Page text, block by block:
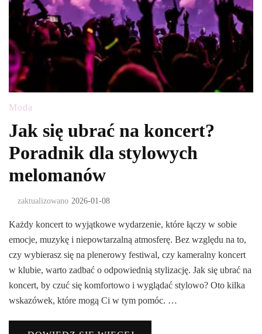
Moda
Jak się ubrać na koncert?
Poradnik dla stylowych
melomanów
zaktualizowano 2026-01-08
Każdy koncert to wyjątkowe wydarzenie, które łączy w sobie
emocje, muzykę i niepowtarzalną atmosferę. Bez względu na to,
czy wybierasz się na plenerowy festiwal, czy kameralny koncert
w klubie, warto zadbać o odpowiednią stylizację. Jak się ubrać na
koncert, by czuć się komfortowo i wyglądać stylowo? Oto kilka
wskazówek, które mogą Ci w tym pomóc. …